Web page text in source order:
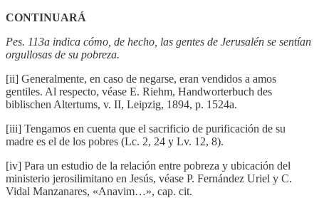
CONTINUARÁ
Pes. 113a indica cómo, de hecho, las gentes de Jerusalén se sentían
orgullosas de su pobreza.
[ii] Generalmente, en caso de negarse, eran vendidos a amos
gentiles. Al respecto, véase E. Riehm, Handworterbuch des
biblischen Altertums, v. II, Leipzig, 1894, p. 1524a.
[iii] Tengamos en cuenta que el sacrificio de purificación de su
madre es el de los pobres (Lc. 2, 24 y Lv. 12, 8).
[iv] Para un estudio de la relación entre pobreza y ubicación del
ministerio jerosilimitano en Jesús, véase P. Fernández Uriel y C.
Vidal Manzanares, «Anavim…», cap. cit.